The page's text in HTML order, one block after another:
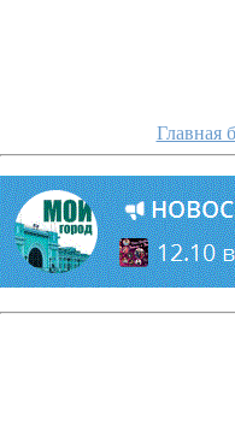
Главная